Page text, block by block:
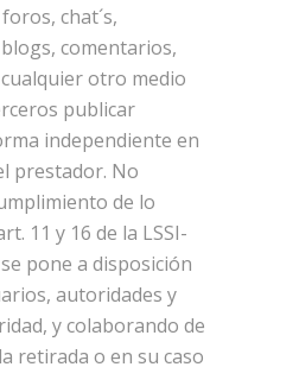
chat´s,
comentarios,
otro medio
publicar
independiente en
prestador. No
de lo
11 y 16 de la LSSI-
pone a disposición
autoridades y
y colaborando de
retirada o en su caso